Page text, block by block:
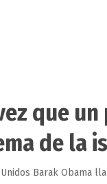
que
de la
Barak Obama